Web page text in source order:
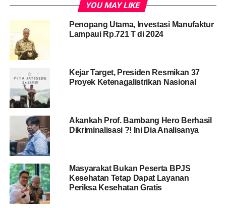
YOU MAY LIKE
Penopang Utama, Investasi Manufaktur
Lampaui Rp.721 T di 2024
Kejar Target, Presiden Resmikan 37
Proyek Ketenagalistrikan Nasional
Akankah Prof. Bambang Hero Berhasil
Dikriminalisasi ?! Ini Dia Analisanya
Masyarakat Bukan Peserta BPJS
Kesehatan Tetap Dapat Layanan
Periksa Kesehatan Gratis